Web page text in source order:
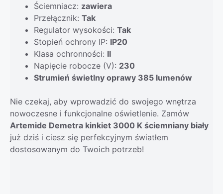
Ściemniacz: zawiera
Przełącznik: Tak
Regulator wysokości: Tak
Stopień ochrony IP: IP20
Klasa ochronności: II
Napięcie robocze (V): 230
Strumień świetlny oprawy 385 lumenów
Nie czekaj, aby wprowadzić do swojego wnętrza
nowoczesne i funkcjonalne oświetlenie. Zamów
Artemide Demetra kinkiet 3000 K ściemniany biały
już dziś i ciesz się perfekcyjnym światłem
dostosowanym do Twoich potrzeb!